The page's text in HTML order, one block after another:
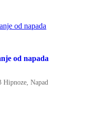
od napada
Hipnoze ,Napad